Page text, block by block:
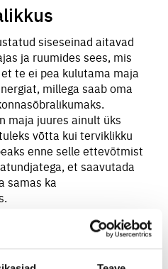
siseseinad aitavad
ja ruumides sees, mis
te ei pea kulutama maja
millega saab oma
maja juures ainult üks
võtta kui terviklikku
enne selle ettevõtmist
et saavutada
samas ka